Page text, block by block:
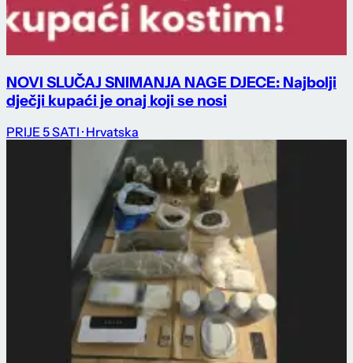
NOVI SLUČAJ SNIMANJA NAGE DJECE: Najbolji
dječji kupaći je onaj koji se nosi
PRIJE 5 SATI · Hrvatska